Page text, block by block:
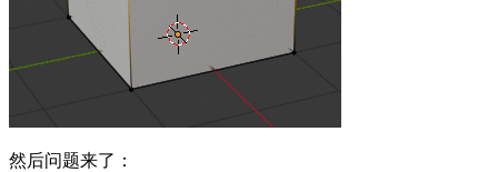
然后问题来了：